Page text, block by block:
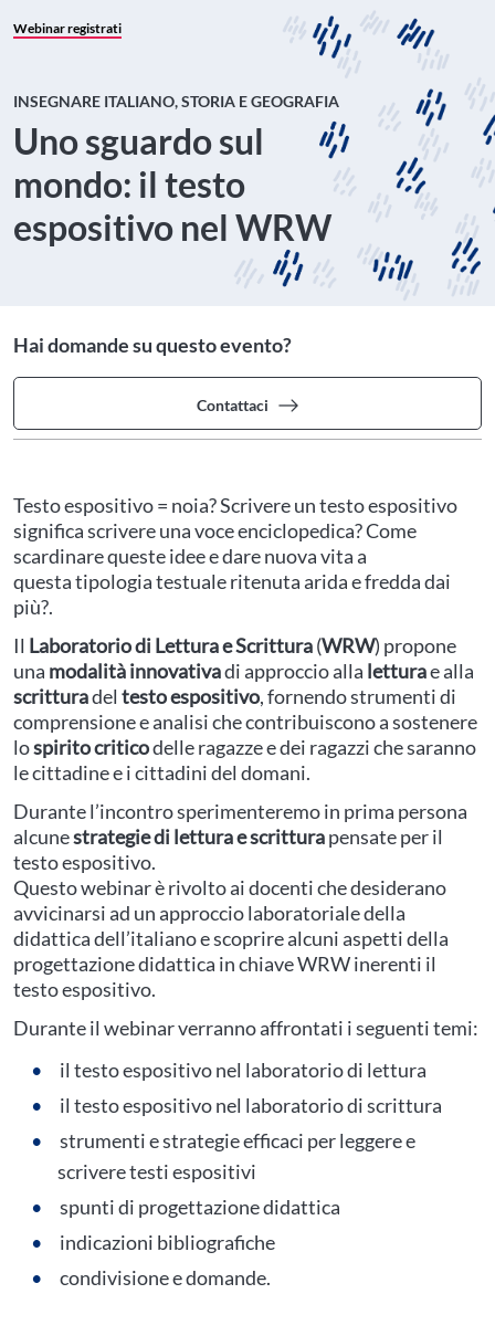
Webinar registrati
INSEGNARE ITALIANO, STORIA E GEOGRAFIA
Uno sguardo sul
mondo: il testo
espositivo nel WRW
Hai domande su questo evento?
Contattaci
Testo espositivo = noia? Scrivere un testo espositivo
significa scrivere una voce enciclopedica? Come
scardinare queste idee e dare nuova vita a
questa tipologia testuale ritenuta arida e fredda dai
più?.
Il Laboratorio di Lettura e Scrittura(WRW) propone
una modalità innovativadi approccio alla letturae alla
scritturadel testo espositivo, fornendo strumenti di
comprensione e analisi che contribuiscono a sostenere
lospirito criticodelle ragazze e dei ragazzi che saranno
le cittadine e i cittadini del domani.
Durante l’incontro sperimenteremo in prima persona
alcunestrategie di lettura e scritturapensate per il
testo espositivo.
Questo webinar è rivolto ai docenti che desiderano
avvicinarsi ad un approccio laboratoriale della
didattica dell’italiano e scoprire alcuni aspetti della
progettazione didattica in chiave WRW inerenti il
testo espositivo.
Durante il webinar verranno affrontati i seguenti temi:
il testo espositivo nel laboratorio di lettura
il testo espositivo nel laboratorio di scrittura
strumenti e strategie efficaci per leggere e
scrivere testi espositivi
spunti di progettazione didattica
indicazioni bibliografiche
condivisione e domande.